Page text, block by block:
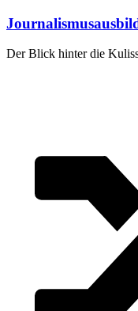
Zum
springen
Der Blick hinter die